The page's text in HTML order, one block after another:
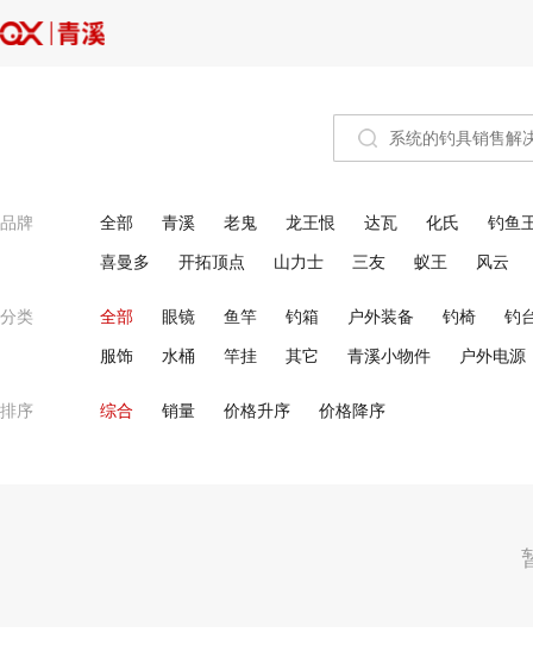
品牌 全部 青溪 老鬼 龙王恨 达瓦 化氏
钓鱼
喜曼多
开拓顶点 山力士 三友 蚁王 风云
分类 全部 眼镜 鱼竿 钓箱 户外装备 钓椅
钓
服饰
水桶 竿挂 其它 青溪小物件 户外电源
排序 综合 销量 价格升序 价格降序